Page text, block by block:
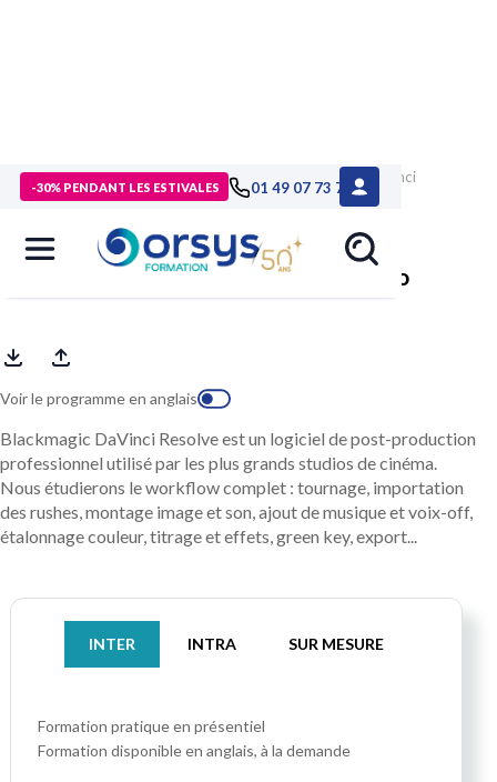
-30% PENDANT LES ESTIVALES 01 49 07 73 73
> Formations>Technologies numériques
Formation DaVinci
Resolve, postproduction vidéo
DaVinci Resolve, postproduction vidéo
Voir le programme en anglais
Blackmagic DaVinci Resolve est un logiciel de post-production
professionnel utilisé par les plus grands studios de cinéma.
Nous étudierons le workflow complet : tournage, importation
des rushes, montage image et son, ajout de musique et voix-off,
étalonnage couleur, titrage et effets, green key, export...
INTER INTRA SUR MESURE
Formation pratique en présentiel
Formation disponible en anglais, à la demande